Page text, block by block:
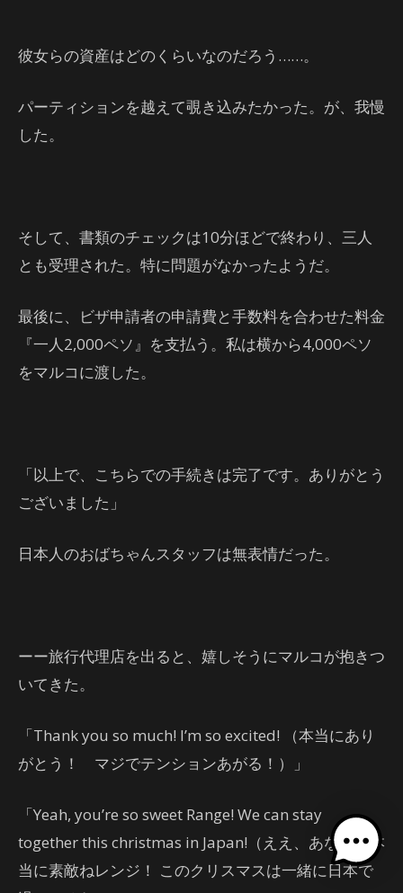
彼女らの資産はどのくらいなのだろう……。
パーティションを越えて覗き込みたかった。が、我慢
した。
そして、書類のチェックは10分ほどで終わり、三人
とも受理された。特に問題がなかったようだ。
最後に、ビザ申請者の申請費と手数料を合わせた料金
『一人2,000ペソ』を支払う。私は横から4,000ペソ
をマルコに渡した。
「以上で、こちらでの手続きは完了です。ありがとう
ございました」
日本人のおばちゃんスタッフは無表情だった。
ーー旅行代理店を出ると、嬉しそうにマルコが抱きつ
いてきた。
「Thank you so much! I’m so excited! （本当にあり
がとう！ マジでテンションあがる！）」
「Yeah, you’re so sweet Range! We can stay
together this christmas in Japan!（ええ、あなたは本
当に素敵ねレンジ！ このクリスマスは一緒に日本で